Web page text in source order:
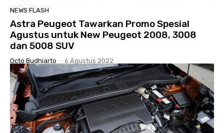
NEWS FLASH
Astra Peugeot Tawarkan Promo Spesial
Agustus untuk New Peugeot 2008, 3008
dan 5008 SUV
Octo Budhiarto - 6 Agustus 2022